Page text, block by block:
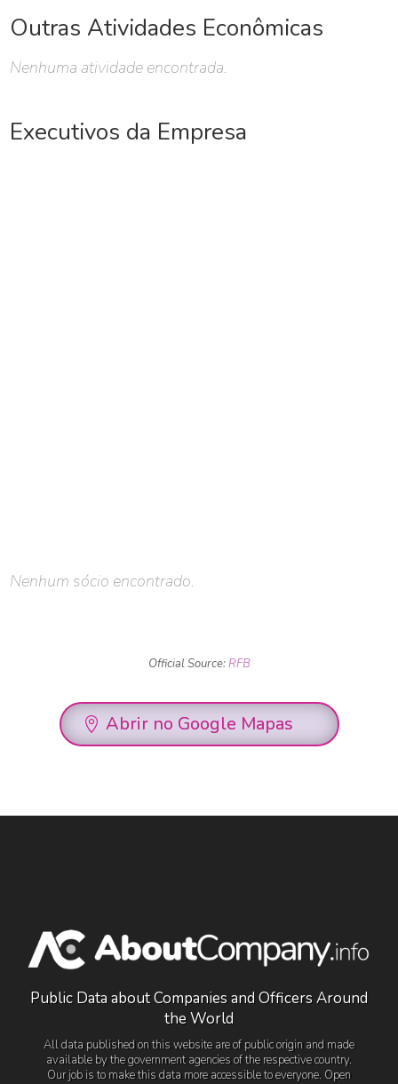
Outras Atividades Econômicas
Nenhuma atividade encontrada.
Executivos da Empresa
Nenhum sócio encontrado.
Official Source:RFB
Abrir no Google Mapas
Public Data about Companies and Officers Around
the World
All data published on this website are of public origin and made
available by the government agencies of the respective country.
Our job is to make this data more accessible to everyone. Open